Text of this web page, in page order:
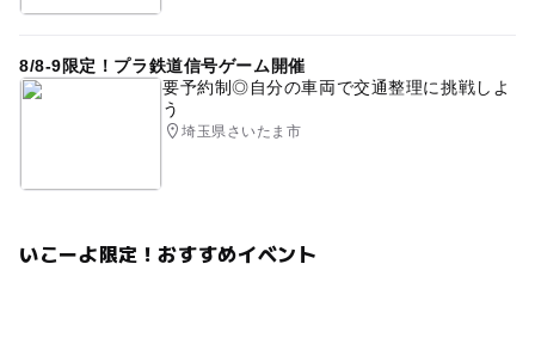
8/8-9限定！プラ鉄道信号ゲーム開催
要予約制◎自分の車両で交通整理に挑戦しよ
う
埼玉県さいたま市
いこーよ限定！おすすめイベント